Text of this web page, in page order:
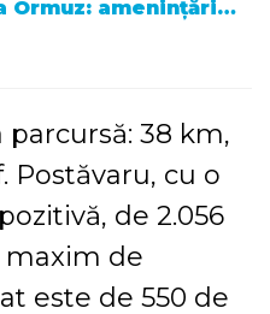
Ormuz: amenințări…
parcursă: 38 km,
Postăvaru, cu o
de 2.056
de
este de 550 de